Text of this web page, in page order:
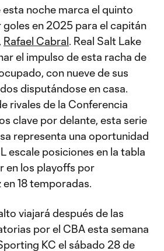
noche marca el quinto
en 2025 para el capitán
Rafael Cabral. Real Salt Lake
el impulso de esta racha de
con nueve de sus
disputándose en casa.
rivales de la Conferencia
clave por delante, esta serie
representa una oportunidad
escale posiciones en la tabla
en los playoffs por
18 temporadas.
viajará después de las
por el CBA esta semana
KC el sábado 28 de